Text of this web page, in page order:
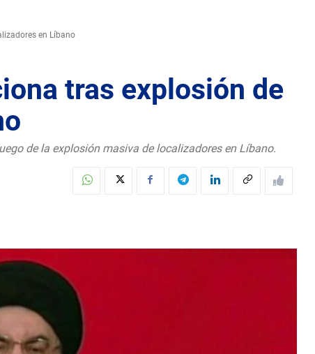
en Líbano
tras explosión de
de la explosión masiva de localizadores en Líbano.